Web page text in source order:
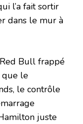
l’a fait sortir
dans le mur à
Bull frappé
que le
le contrôle
juste